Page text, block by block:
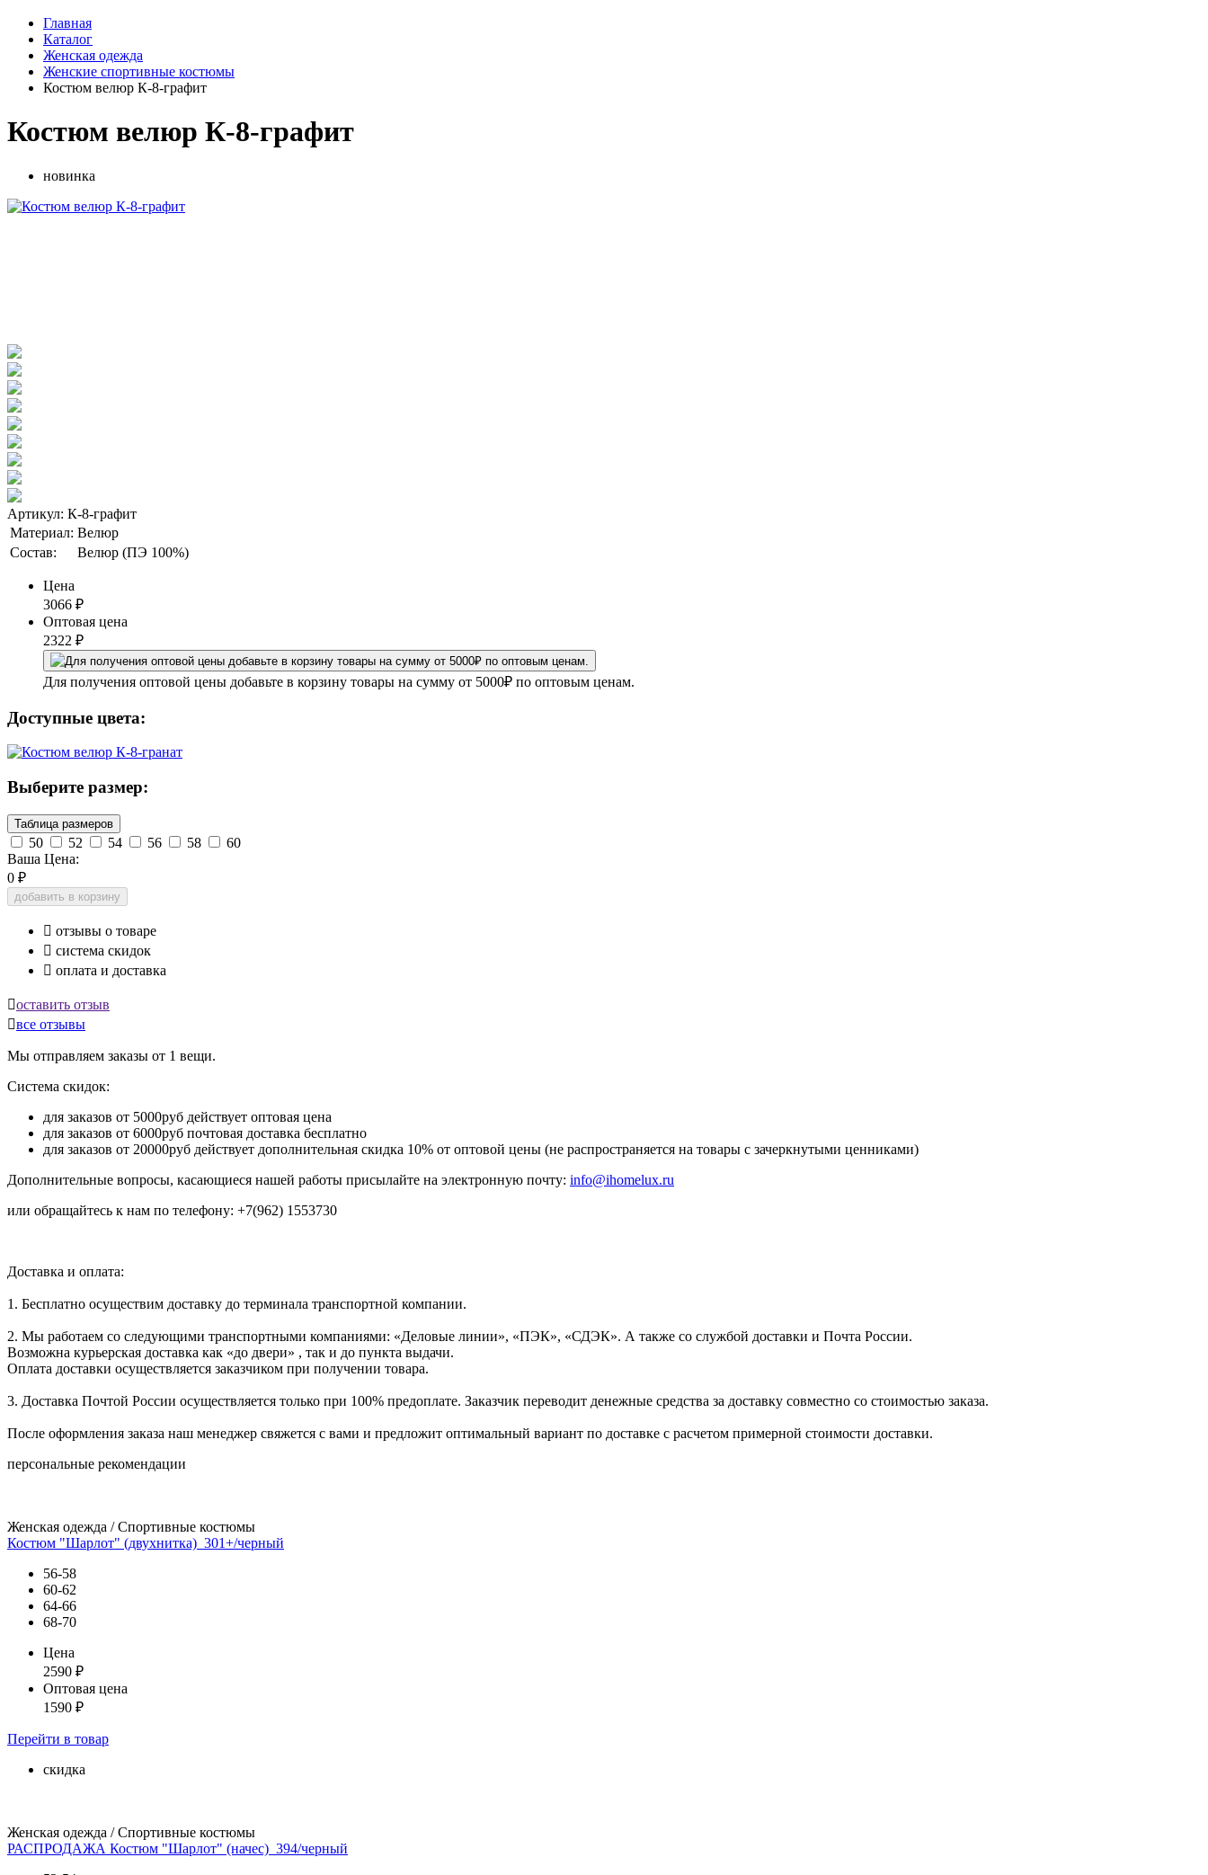
Главная
Каталог
Женская одежда
Женские спортивные костюмы
Костюм велюр К-8-графит
Костюм велюр К-8-графит
новинка
Артикул: К-8-графит
Материал: Велюр
Состав:
Велюр (ПЭ 100%)
Цена
3066 ₽
Оптовая цена
2322 ₽
Для получения оптовой цены добавьте в корзину товары на сумму от 5000₽ по оптовым ценам.
Доступные цвета:
Выберите размер:
Таблица размеров
50 52 54 56 58
60
Ваша Цена:
0 ₽
добавить в корзину
 отзывы о товаре
 система скидок
 оплата и доставка
оставить отзыв
все отзывы
Мы отправляем заказы от 1 вещи.
Система скидок:
для заказов от 5000руб действует оптовая цена
для заказов от 6000руб почтовая доставка бесплатно
для заказов от 20000руб действует дополнительная скидка 10% от оптовой цены (не распространяется на товары с зачеркнутыми ценниками)
Дополнительные вопросы, касающиеся нашей работы присылайте на электронную почту: info@ihomelux.ru
или обращайтесь к нам по телефону: +7(962) 1553730
Доставка и оплата:
1. Бесплатно осуществим доставку до терминала транспортной компании.
2. Мы работаем со следующими транспортными компаниями: «Деловые линии», «ПЭК», «СДЭК». А также со службой доставки и Почта России.
Возможна курьерская доставка как «до двери» , так и до пункта выдачи.
Оплата доставки осуществляется заказчиком при получении товара.
3. Доставка Почтой России осуществляется только при 100% предоплате. Заказчик переводит денежные средства за доставку совместно со стоимостью заказа.
После оформления заказа наш менеджер свяжется с вами и предложит оптимальный вариант по доставке с расчетом примерной стоимости доставки.
персональные рекомендации
Женская одежда / Спортивные костюмы
Костюм "Шарлот" (двухнитка)_301+/черный
56-58
60-62
64-66
68-70
Цена
2590 ₽
Оптовая цена
1590 ₽
Перейти в товар
скидка
Женская одежда / Спортивные костюмы
РАСПРОДАЖА Костюм "Шарлот" (начес)_394/черный